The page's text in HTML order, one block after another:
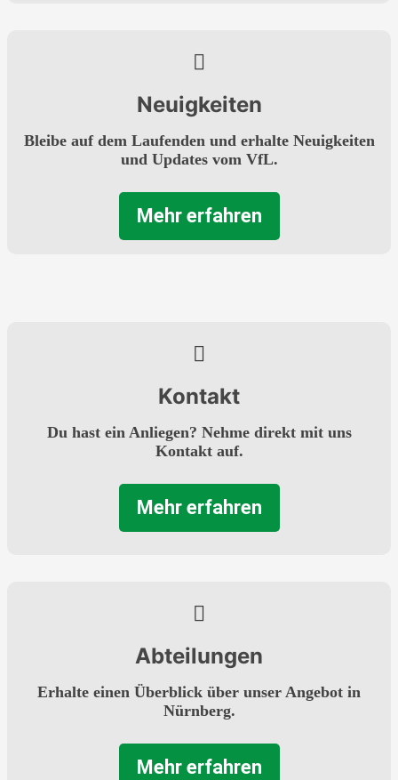
Neuigkeiten
Bleibe auf dem Laufenden und erhalte Neuigkeiten
und Updates vom VfL.
Mehr erfahren
Kontakt
Du hast ein Anliegen? Nehme direkt mit uns
Kontakt auf.
Mehr erfahren
Abteilungen
Erhalte einen Überblick über unser Angebot in
Nürnberg.
Mehr erfahren